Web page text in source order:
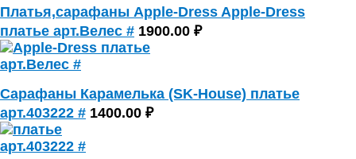
Платья,сарафаны Apple-Dress Apple-Dress
платье арт.Велес # 1900.00 ₽
Сарафаны Карамелька (SK-House) платье
арт.403222 # 1400.00 ₽